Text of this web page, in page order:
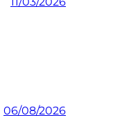
06/08/2026